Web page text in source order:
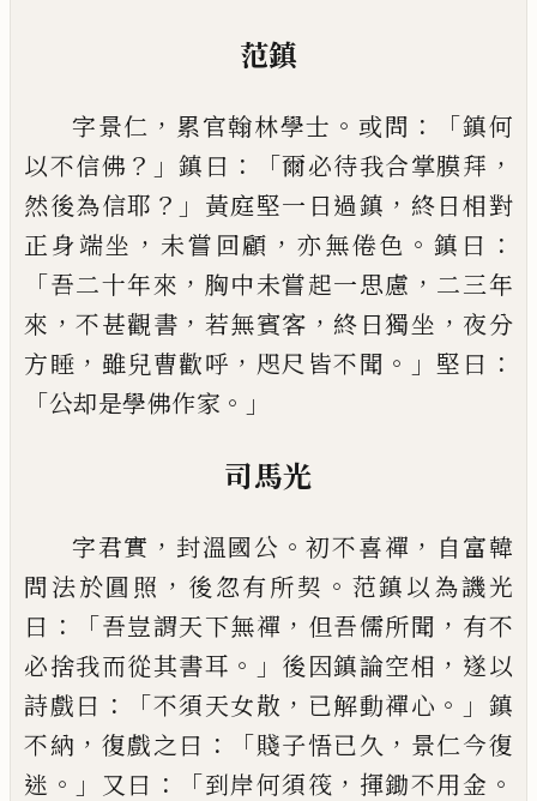
范鎮
字景仁 ， 累官翰林學士 。 或問 ：「鎮何
以不信佛 ？」鎮 曰 ：「爾必待我合掌膜拜 ，
然後為信耶 ？」 黃庭堅一日過鎮 ， 終日相對
正身端坐 ， 未嘗回顧 ， 亦無倦色 。 鎮曰 ：
「吾二十年來 ， 胸中未嘗起一思慮 ， 二三年
來 ，不甚觀書 ， 若無賓客 ， 終日獨坐 ， 夜分
方睡 ， 雖兒曹歡呼 ， 咫尺皆不聞 。」 堅曰 ：
「公却是學佛作家 。」
司馬光
字君實 ， 封溫國公 。初不喜禪 ， 自富韓
問法於圓照 ， 後忽有所契 。 范鎮以為譏光
曰 ：「吾豈謂天下無禪 ， 但吾儒所聞 ， 有不
必捨我而從其書耳 。」 後因鎮論空相 ， 遂以
詩戲曰 ：「不須天女散 ， 已解動禪心 。」 鎮
不納 ， 復戲之曰 ：「賤子悟已久 ， 景仁今復
迷 。」 又曰 ：「到岸何須筏 ， 揮鋤不用金 。